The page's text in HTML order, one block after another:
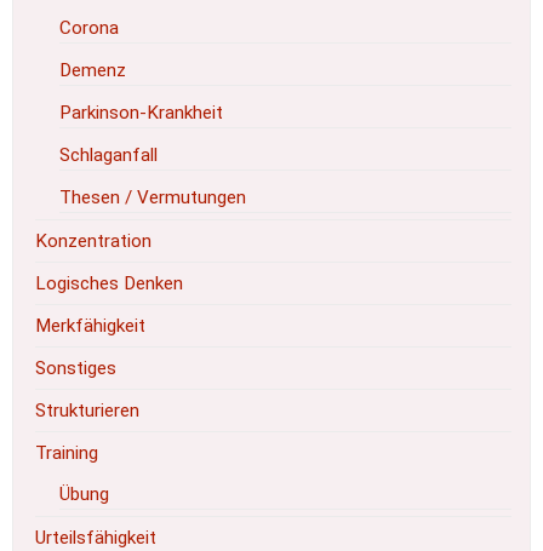
Corona
Demenz
Parkinson-Krankheit
Schlaganfall
Thesen / Vermutungen
Konzentration
Logisches Denken
Merkfähigkeit
Sonstiges
Strukturieren
Training
Übung
Urteilsfähigkeit